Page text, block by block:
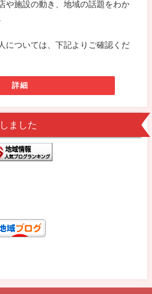
や施設の動き、地域の話題をわか
については、下記よりご確認くだ
詳細
ました